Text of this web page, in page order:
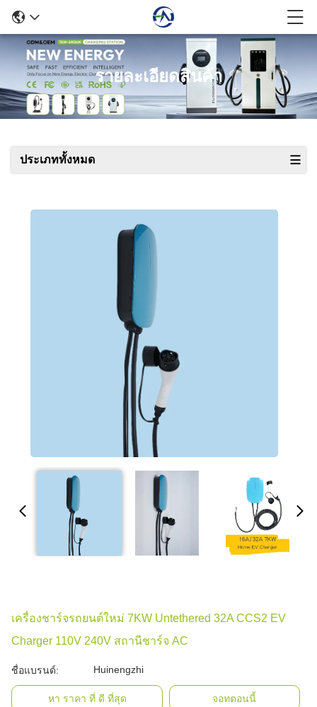
รายละเอียดสินค้า
ประเภททั้งหมด
เครื่องชาร์จรถยนต์ใหม่ 7KW Untethered 32A CCS2 EV
Charger 110V 240V สถานีชาร์จ AC
ชื่อแบรนด์: Huinengzhi
หา ราคา ที่ ดี ที่สุด จอทตอนนี้